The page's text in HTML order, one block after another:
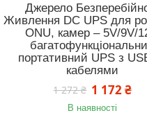
Джерело
Живлення DC UPS для
ONU, камер – 5V/9V/
портативний UPS з
кабелями
1 272 ₴ 1 172 ₴
В наявності